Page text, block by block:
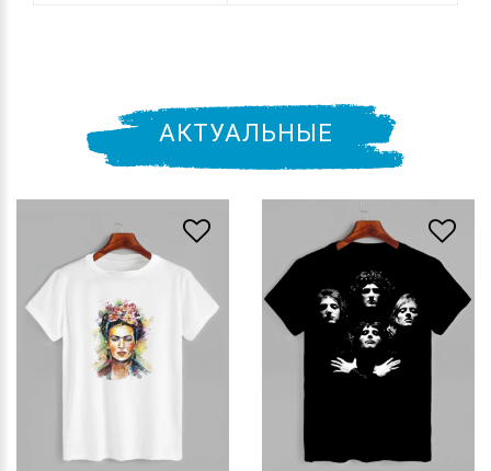
АКТУАЛЬНЫЕ